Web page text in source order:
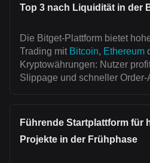
Top 3 nach Liquidität in der
Die Bitget-Plattform bietet
Trading mit Bitcoin, Ethereum
Kryptowährungen: Nutzer
Slippage und schneller Order-
Führende Startplattform für
Projekte in der Frühphase